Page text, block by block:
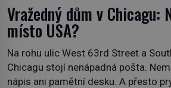
Vražedný dům v Chicagu:
místo USA?
Na rohu ulic West 63rd Street a
Chicagu stojí nenápadná pošta.
nápis ani pamětní desku. A přesto